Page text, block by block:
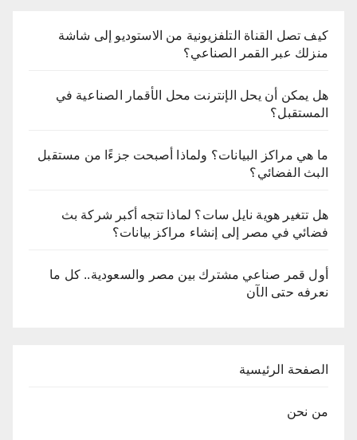
كيف تصل القناة التلفزيونية من الاستوديو إلى شاشة
منزلك عبر القمر الصناعي؟
هل يمكن أن يحل الإنترنت محل الأقمار الصناعية في
المستقبل؟
ما هي مراكز البيانات؟ ولماذا أصبحت جزءًا من مستقبل
البث الفضائي؟
هل تتغير هوية نايل سات؟ لماذا تتجه أكبر شركة بث
فضائي في مصر إلى إنشاء مراكز بيانات؟
أول قمر صناعي مشترك بين مصر والسعودية.. كل ما
نعرفه حتى الآن
الصفحة الرئيسية
من نحن